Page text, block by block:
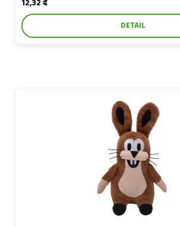
12,32 €
DETAIL
Zajac 17 cm (Krtek), plyšová hračka